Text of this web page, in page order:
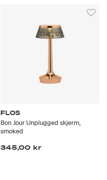
FLOS
Bon Jour Unplugged skjerm,
smoked
345,00 kr